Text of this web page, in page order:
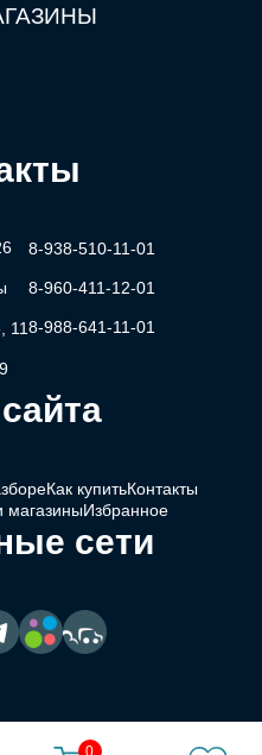
0
11
8-938-510-11-01
8-960-411-12-01
8-988-641-11-01
Как купитьКонтакты
магазиныИзбранное
сети